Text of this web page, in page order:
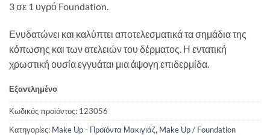
3 σε 1 υγρό Foundation.
Ενυδατώνει και καλύπτει αποτελεσματικά τα σημάδια της
κόπωσης και των ατελειών του δέρματος. Η εντατική
χρωστική ουσία εγγυάται μια άψογη επιδερμίδα.
Εξαντλημένο
Κωδικός προϊόντος: 123056
Κατηγορίες: Make Up - Προϊόντα Μακιγιάζ, Make Up / Foundation